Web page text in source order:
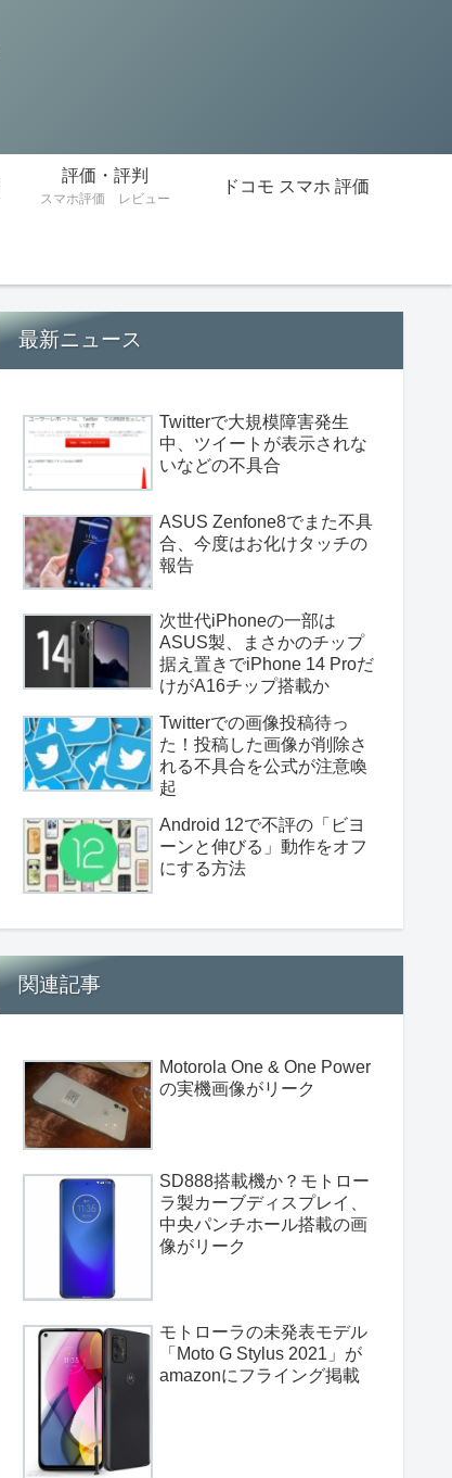
評価・評判
スマホ評価 レビュー
ドコモ スマホ 評価
最新ニュース
Twitterで大規模障害発生
中、ツイートが表示されな
いなどの不具合
ASUS Zenfone8でまた不具
合、今度はお化けタッチの
報告
次世代iPhoneの一部は
ASUS製、まさかのチップ
据え置きでiPhone 14 Proだ
けがA16チップ搭載か
Twitterでの画像投稿待っ
た！投稿した画像が削除さ
れる不具合を公式が注意喚
起
Android 12で不評の「ビヨ
ーンと伸びる」動作をオフ
にする方法
関連記事
Motorola One & One Power
の実機画像がリーク
SD888搭載機か？モトロー
ラ製カーブディスプレイ、
中央パンチホール搭載の画
像がリーク
モトローラの未発表モデル
「Moto G Stylus 2021」が
amazonにフライング掲載